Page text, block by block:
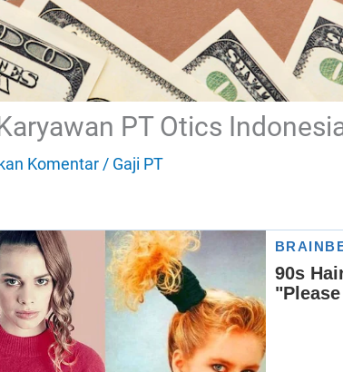
PT Otics
Komentar/ Gaji PT